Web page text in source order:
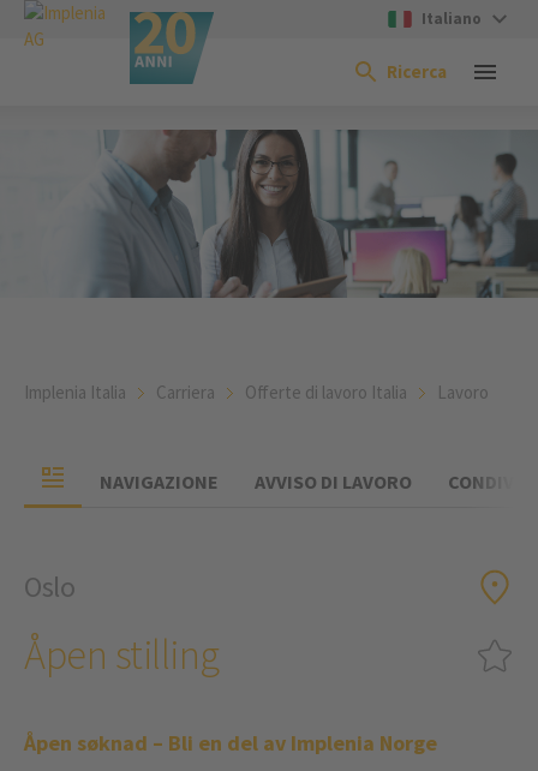
Italiano
Ricerca
Implenia Italia Carriera Offerte di lavoro Italia Lavoro
NAVIGAZIONE AVVISO DI LAVORO
Oslo
Åpen stilling
Åpen søknad – Bli en del av Implenia Norge